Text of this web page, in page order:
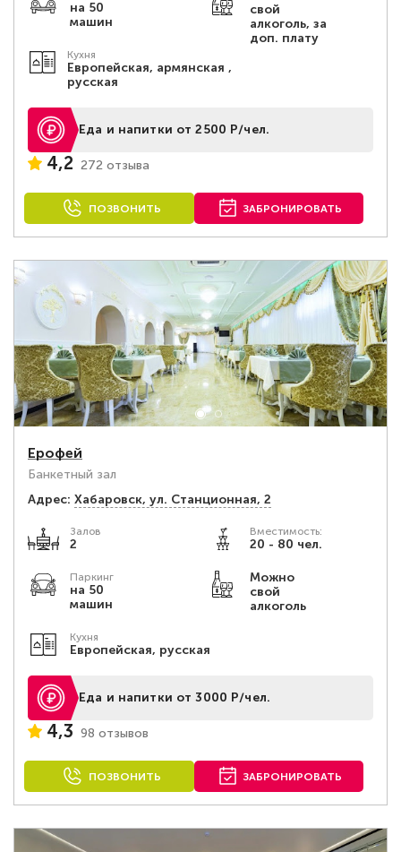
на 50
машин
свой
алкоголь, за
доп. плату
Кухня
Европейская, армянская ,
русская
Еда и напитки от 2500 Р/чел.
4,2 272 отзыва
ПОЗВОНИТЬ ЗАБРОНИРОВАТЬ
Ерофей
Банкетный зал
Адрес: Хабаровск, ул. Станционная, 2
Залов
2
Вместимость:
20 - 80 чел.
Паркинг
на 50
машин
Можно
свой
алкоголь
Кухня
Европейская, русская
Еда и напитки от 3000 Р/чел.
4,3 98 отзывов
ПОЗВОНИТЬ ЗАБРОНИРОВАТЬ